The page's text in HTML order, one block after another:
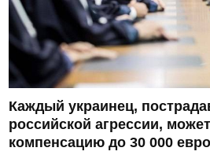
Каждый украинец,
российской агрессии,
компенсацию до 30 000 евро